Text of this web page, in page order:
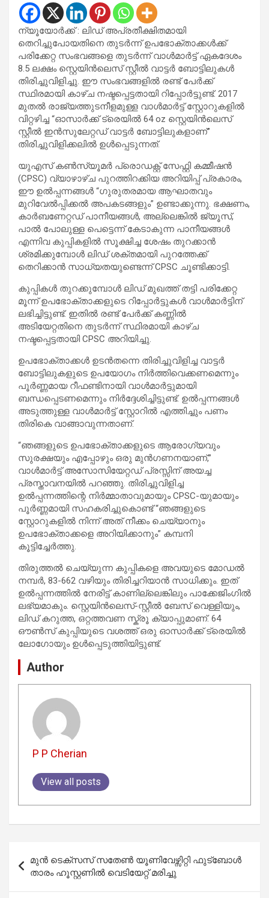
ന്യൂയോർക്ക് : ലിഡ് അപ്രതീക്ഷിതമായി
തെറിച്ചുപോയതിനെ തുടർന്ന് ഉപഭോക്താക്കൾക്ക്
പരിക്കേറ്റ സംഭവങ്ങളെ തുടർന്ന് വാൾമാർട്ട് ഏകദേശം
8.5 ലക്ഷം സ്റ്റെയിൻലെസ് സ്റ്റീൽ വാട്ടർ ബോട്ടിലുകൾ
തിരിച്ചുവിളിച്ചു. ഈ സംഭവങ്ങളിൽ രണ്ട് പേർക്ക്
സ്ഥിരമായി കാഴ്ച നഷ്ടപ്പെട്ടതായി റിപ്പോർട്ടുണ്ട്. 2017
മുതൽ രാജ്യത്തുടനീളമുള്ള വാൾമാർട്ട് സ്റ്റോറുകളിൽ
വിറ്റഴിച്ച “ഓസാർക്ക് ട്രെയിൽ 64 oz സ്റ്റെയിൻലെസ്
സ്റ്റീൽ ഇൻസുലേറ്റഡ് വാട്ടർ ബോട്ടിലുകളാണ്”
തിരിച്ചുവിളിക്കലിൽ ഉൾപ്പെടുന്നത്.
യുഎസ് കൺസ്യൂമർ പ്രൊഡക്റ്റ് സേഫ്റ്റി കമ്മീഷൻ
(CPSC) വ്യാഴാഴ്ച പുറത്തിറക്കിയ അറിയിപ്പ് പ്രകാരം,
ഈ ഉൽപ്പന്നങ്ങൾ “ഗുരുതരമായ ആഘാതവും
മുറിവേൽപ്പിക്കൽ അപകടങ്ങളും” ഉണ്ടാക്കുന്നു. ഭക്ഷണം,
കാർബണേറ്റഡ് പാനീയങ്ങൾ, അല്ലെങ്കിൽ ജ്യൂസ്,
പാൽ പോലുള്ള പെട്ടെന്ന് കേടാകുന്ന പാനീയങ്ങൾ
എന്നിവ കുപ്പികളിൽ സൂക്ഷിച്ച ശേഷം തുറക്കാൻ
ശ്രമിക്കുമ്പോൾ ലിഡ് ശക്തമായി പുറത്തേക്ക്
തെറിക്കാൻ സാധ്യതയുണ്ടെന്ന് CPSC ചൂണ്ടിക്കാട്ടി.
കുപ്പികൾ തുറക്കുമ്പോൾ ലിഡ് മുഖത്ത് തട്ടി പരിക്കേറ്റ
മൂന്ന് ഉപഭോക്താക്കളുടെ റിപ്പോർട്ടുകൾ വാൾമാർട്ടിന്
ലഭിച്ചിട്ടുണ്ട്. ഇതിൽ രണ്ട് പേർക്ക് കണ്ണിൽ
അടിയേറ്റതിനെ തുടർന്ന് സ്ഥിരമായി കാഴ്ച
നഷ്ടപ്പെട്ടതായി CPSC അറിയിച്ചു.
ഉപഭോക്താക്കൾ ഉടൻതന്നെ തിരിച്ചുവിളിച്ച വാട്ടർ
ബോട്ടിലുകളുടെ ഉപയോഗം നിർത്തിവെക്കണമെന്നും
പൂർണ്ണമായ റീഫണ്ടിനായി വാൾമാർട്ടുമായി
ബന്ധപ്പെടണമെന്നും നിർദ്ദേശിച്ചിട്ടുണ്ട്. ഉൽപ്പന്നങ്ങൾ
അടുത്തുള്ള വാൾമാർട്ട് സ്റ്റോറിൽ എത്തിച്ചും പണം
തിരികെ വാങ്ങാവുന്നതാണ്.
“ഞങ്ങളുടെ ഉപഭോക്താക്കളുടെ ആരോഗ്യവും
സുരക്ഷയും എപ്പോഴും ഒരു മുൻഗണനയാണ്,”
വാൾമാർട്ട് അസോസിയേറ്റഡ് പ്രസ്സിന് അയച്ച
പ്രസ്താവനയിൽ പറഞ്ഞു. തിരിച്ചുവിളിച്ച
ഉൽപ്പന്നത്തിന്റെ നിർമ്മാതാവുമായും CPSC-യുമായും
പൂർണ്ണമായി സഹകരിച്ചുകൊണ്ട് “ഞങ്ങളുടെ
സ്റ്റോറുകളിൽ നിന്ന് അത് നീക്കം ചെയ്യാനും
ഉപഭോക്താക്കളെ അറിയിക്കാനും” കമ്പനി
കൂട്ടിച്ചേർത്തു.
തിരുത്തൽ ചെയ്യുന്ന കുപ്പികളെ അവയുടെ മോഡൽ
നമ്പർ, 83-662 വഴിയും തിരിച്ചറിയാൻ സാധിക്കും. ഇത്
ഉൽപ്പന്നത്തിൽ നേരിട്ട് കാണില്ലെങ്കിലും പാക്കേജിംഗിൽ
ലഭ്യമാകും. സ്റ്റെയിൻലെസ്-സ്റ്റീൽ ബേസ് വെള്ളിയും,
ലിഡ് കറുത്ത, ഒറ്റത്തവണ സ്ക്രൂ ക്യാപ്പുമാണ്. 64
ഔൺസ് കുപ്പിയുടെ വശത്ത് ഒരു ഓസാർക്ക് ട്രെയിൽ
ലോഗോയും ഉൾപ്പെടുത്തിയിട്ടുണ്ട്.
Author
P P Cherian
View all posts
navigation
മുൻ ടെക്സസ് സതേൺ യൂണിവേഴ്സിറ്റി ഫുട്ബോൾ
താരം ഹൂസ്റ്റണിൽ വെടിയേറ്റ് മരിച്ചു